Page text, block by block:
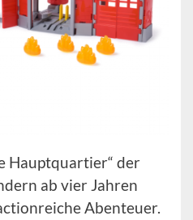
Hauptquartier“ der
ab vier Jahren
Abenteuer.